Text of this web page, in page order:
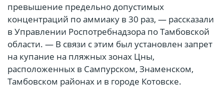
превышение предельно допустимых
концентраций по аммиаку в 30 раз, — рассказали
в Управлении Роспотребнадзора по Тамбовской
области. — В связи с этим был установлен запрет
на купание на пляжных зонах Цны,
расположенных в Сампурском, Знаменском,
Тамбовском районах и в городе Котовске.